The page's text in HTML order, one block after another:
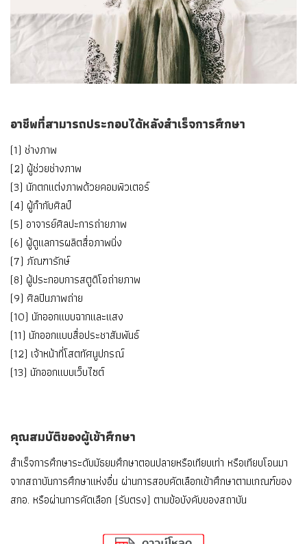
อาชีพที่สามารถประกอบได้หลังสำเร็จการศึกษา
(1) ช่างภาพ
(2) ผู้ช่วยช่างภาพ
(3) นักตกแต่งภาพด้วยคอมพิวเตอร์
(4) ผู้กำกับศิลป์
(5) อาจารย์ศิลปะการถ่ายภาพ
(6) ผู้ดูแลการผลิตสื่อภาพนิ่ง
(7) ภัณฑารักษ์
(8) ผู้ประกอบการสตูดิโอถ่ายภาพ
(9) ศิลปินภาพถ่าย
(10) นักออกแบบฉากและแสง
(11) นักออกแบบสื่อประชาสัมพันธ์
(12) เจ้าหน้าที่โสตทัศนูปกรณ์
(13) นักออกแบบเว็บไซต์
คุณสมบัติของผู้เข้าศึกษา
สำเร็จการศึกษาระดับมัธยมศึกษาตอนปลายหรือเทียบเท่า หรือเทียบโอนมา
จากสถาบันการศึกษาแห่งอื่น ผ่านการสอบคัดเลือกเข้าศึกษาตามเกณฑ์ของ
สกอ. หรือผ่านการคัดเลือก (รับตรง) ตามข้อบังคับของสถาบัน